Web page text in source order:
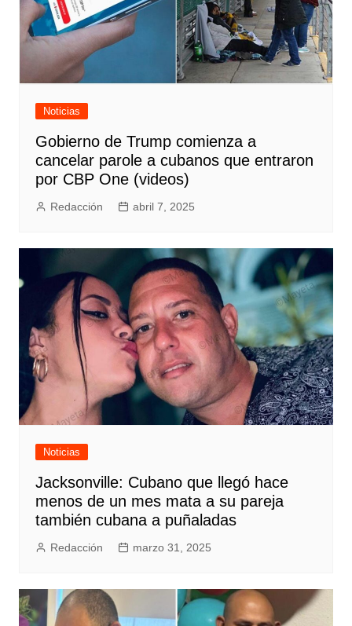
Noticias
Gobierno de Trump comienza a
cancelar parole a cubanos que entraron
por CBP One (videos)
Redacción abril 7, 2025
Noticias
Jacksonville: Cubano que llegó hace
menos de un mes mata a su pareja
también cubana a puñaladas
Redacción marzo 31, 2025